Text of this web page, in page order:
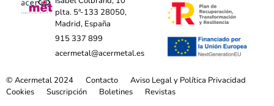
plta. 5ª-133 28050,
Madrid, España
915 337 899
acermetal@acermetal.es
© Acermetal 2024 Contacto
Aviso Legal y Política Privacidad
Cookies
Suscripción Boletines Revistas